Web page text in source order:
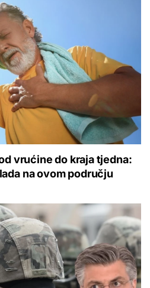
vrućine do kraja tjedna:
na ovom području